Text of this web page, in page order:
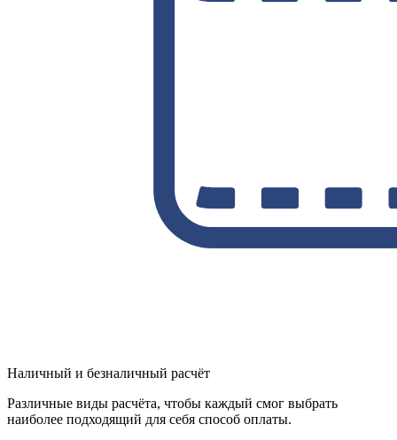
Наличный и безналичный расчёт
Различные виды расчёта, чтобы каждый смог выбрать
наиболее подходящий для себя способ оплаты.